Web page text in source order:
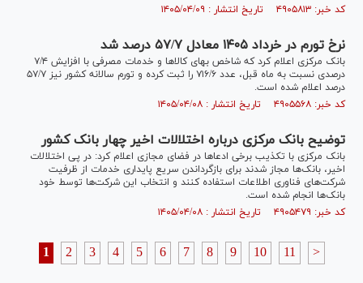
کد خبر: ۴۹۰۵۸۱۳ تاریخ انتشار : ۱۴۰۵/۰۴/۰۹
نرخ تورم در خرداد‌ ۱۴۰۵ معادل ۵۷/۷ درصد شد
بانک مرکزی اعلام کرد که شاخص بهای کالا‌ها و خدمات مصرفی با افزایش ۷/۴
درصدی نسبت به ماه قبل، عدد ۷۱۶/۶ را ثبت کرده و تورم سالانه کشور نیز ۵۷/۷
درصد اعلام شده است.
کد خبر: ۴۹۰۵۵۶۸ تاریخ انتشار : ۱۴۰۵/۰۴/۰۸
توضیح بانک مرکزی درباره اختلالات اخیر چهار بانک کشور
بانک مرکزی با تکذیب برخی ادعا‌ها در فضای مجازی اعلام کرد: در پی اختلالات
اخیر، بانک‌ها مجاز شدند برای بازگرداندن سریع پایداری خدمات از ظرفیت
شرکت‌های فناوری اطلاعات استفاده کنند و انتخاب این شرکت‌ها توسط خود
بانک‌ها انجام شده است.
کد خبر: ۴۹۰۵۴۷۹ تاریخ انتشار : ۱۴۰۵/۰۴/۰۸
1 2 3 4 5 6 7 8 9 10 11 >